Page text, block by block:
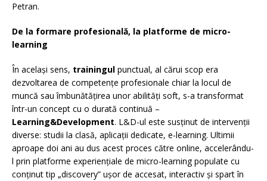
Petran.
De la formare profesională, la platforme de micro-
learning
În același sens, trainingul punctual, al cărui scop era
dezvoltarea de competențe profesionale chiar la locul de
muncă sau îmbunătățirea unor abilități soft, s-a transformat
într-un concept cu o durată continuă –
Learning&Development. L&D-ul este susținut de intervenții
diverse: studii la clasă, aplicații dedicate, e-learning. Ultimii
aproape doi ani au dus acest proces către online, accelerându-
l prin platforme experiențiale de micro-learning populate cu
conținut tip „discovery” ușor de accesat, interactiv și spart în